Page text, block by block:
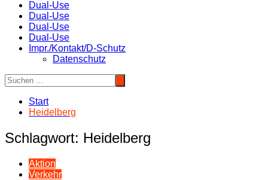
Dual-Use
Dual-Use
Dual-Use
Dual-Use
Impr./Kontakt/D-Schutz
Datenschutz
Start
Heidelberg
Schlagwort: Heidelberg
Aktion
Verkehr